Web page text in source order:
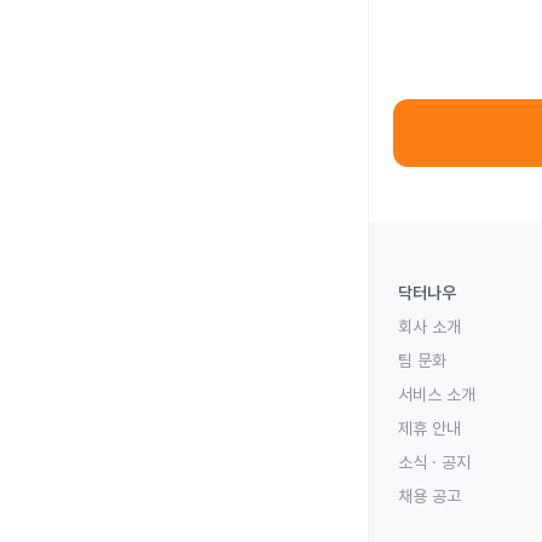
닥터나우
회사 소개
팀 문화
서비스 소개
제휴 안내
소식 · 공지
채용 공고